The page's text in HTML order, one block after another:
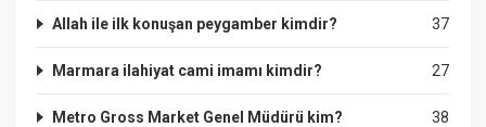
37
Allah ile ilk konuşan peygamber kimdir?
27
Marmara ilahiyat cami imamı kimdir?
38
Metro Gross Market Genel Müdürü kim?